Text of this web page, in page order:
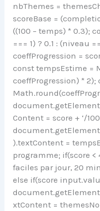
nbThemes =
scoreBase =
((100 – temps) * 0.3);
=== 1) ? 0.1 : (niveau
coeffProgression =
const tempsEstime =
coeffProgression) * 2);
Content = score + ‘/
).textContent =
programme; if(score
faciles par jour, 20
else if(score
xtContent =